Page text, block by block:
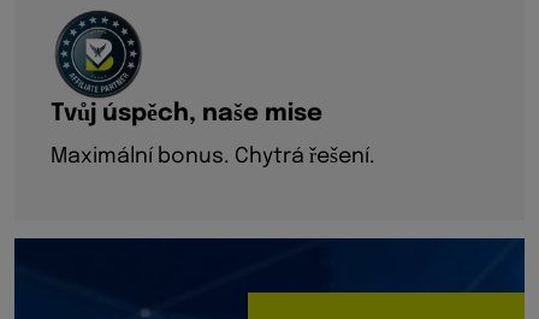
Tvůj úspěch, naše mise
Maximální bonus. Chytrá řešení.